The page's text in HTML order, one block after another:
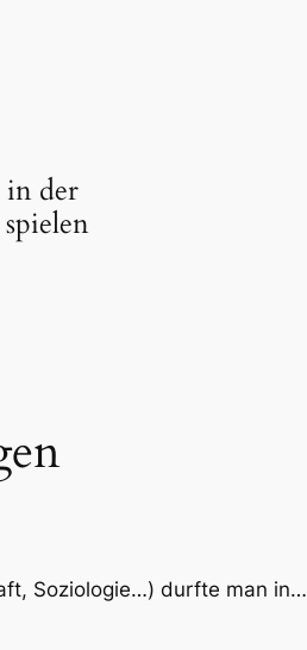
in der
Soziologie…) durfte man in…